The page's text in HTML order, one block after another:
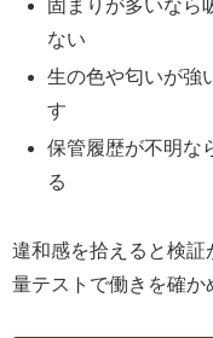
固まりが多いなら
ない
生の色や匂いが強
す
保管履歴が不明な
る
違和感を拾えると検
量テストで働きを確か